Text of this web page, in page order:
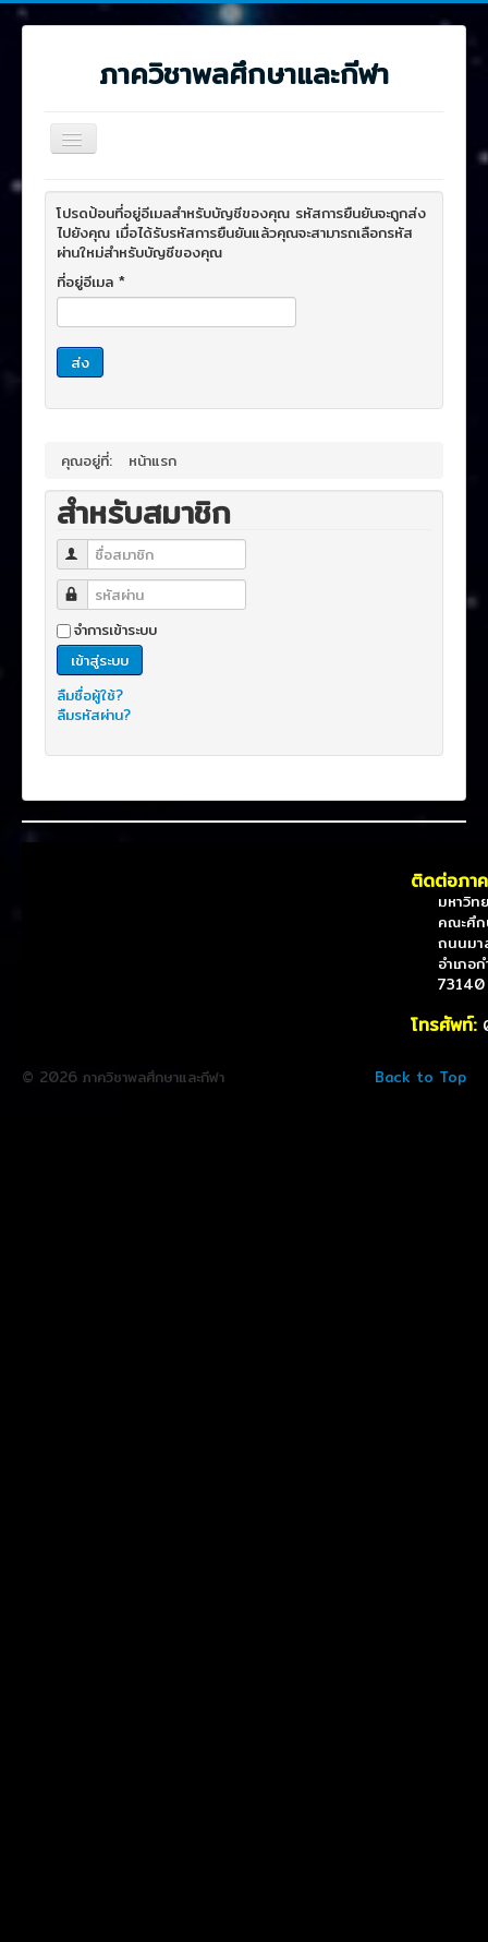
ภาควิชาพลศึกษาและกีฬา
สลับ
ชั่น
≡
โปรดป้อนที่อยู่อีเมลสำหรับบัญชีของคุณ รหัสการยืนยันจะถูกส่ง
ไปยังคุณ เมื่อได้รับรหัสการยืนยันแล้วคุณจะสามารถเลือกรหัส
ผ่านใหม่สำหรับบัญชีของคุณ
ที่อยู่อีเมล *
ส่ง
คุณอยู่ที่: หน้าแรก
สำหรับสมาชิก
ชื่อสมาชิก
รหัสผ่าน
จำการเข้าระบบ
เข้าสู่ระบบ
ลืมชื่อผู้ใช้?
ลืมรหัสผ่าน?
ติดต่อภา
มหาวิทย
คณะศึกษ
ถนนมาลั
อำเภอก
73140
โทรศัพท์:
Back to Top
© 2026 ภาควิชาพลศึกษาและกีฬา